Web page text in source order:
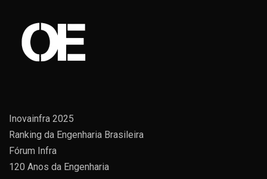
Inovainfra 2025
Ranking da Engenharia Brasileira
Fórum Infra
120 Anos da Engenharia